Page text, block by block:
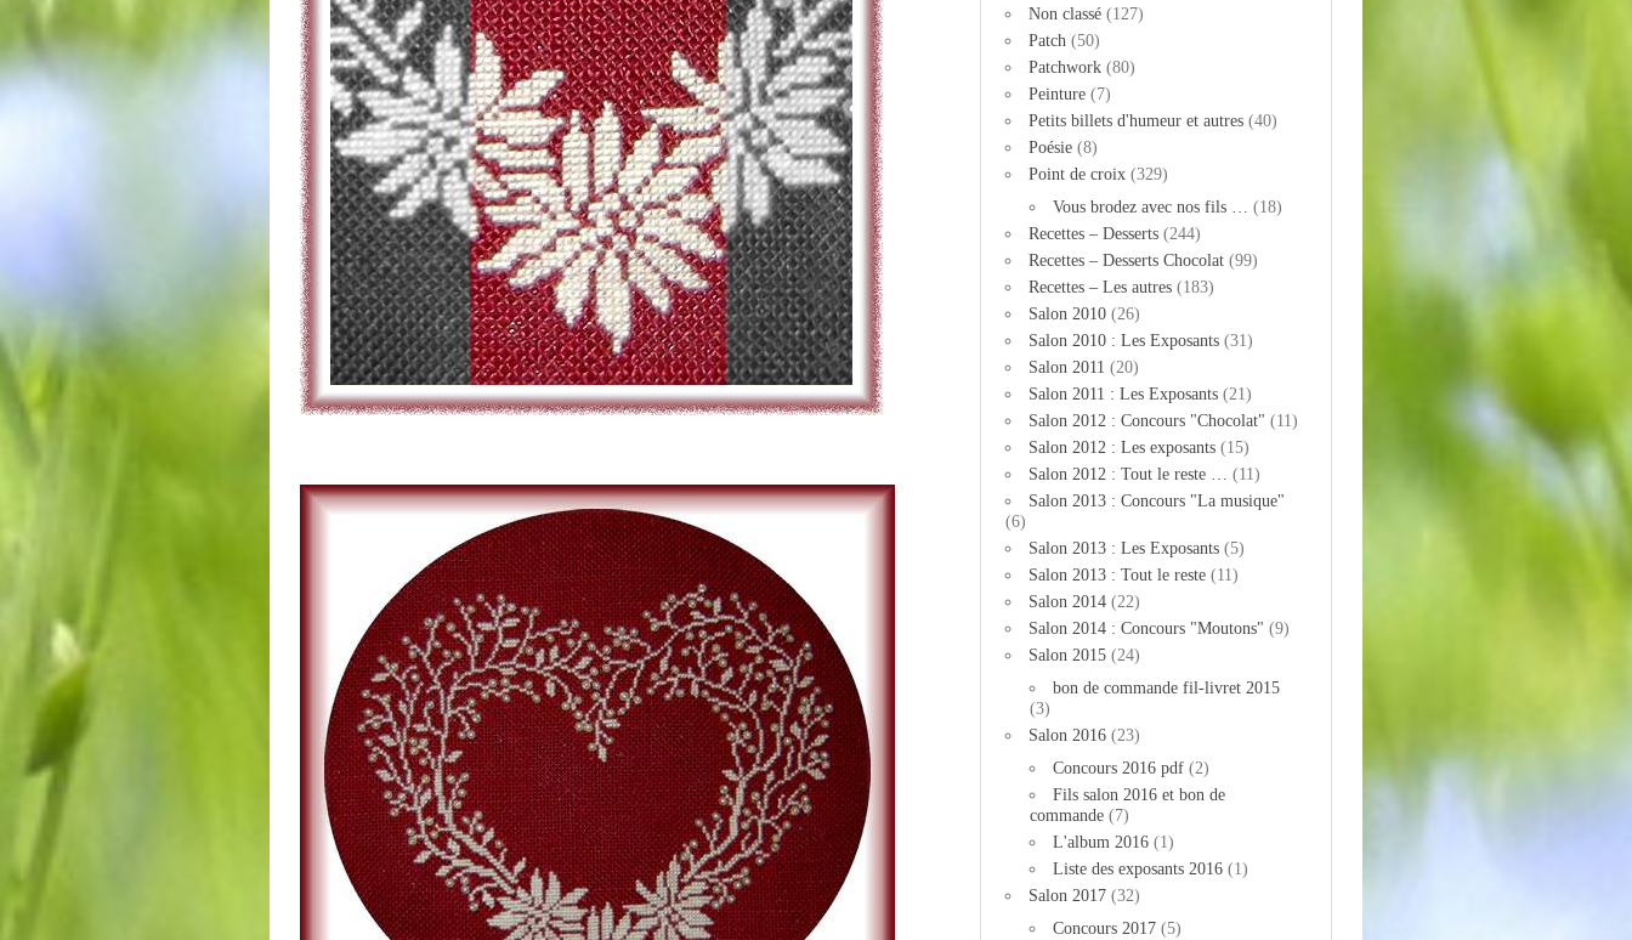
Non classé (127)
Patch (50)
Patchwork (80)
Peinture (7)
Petits billets d'humeur et autres (40)
Poésie (8)
Point de croix (329)
Vous brodez avec nos fils …
(18)
Recettes – Desserts (244)
Recettes – Desserts Chocolat (99)
Recettes – Les autres (183)
Salon 2010 (26)
Salon 2010 : Les Exposants (31)
Salon 2011 (20)
Salon 2011 : Les Exposants (21)
Salon 2012 : Concours "Chocolat" (11)
Salon 2012 : Les exposants (15)
Salon 2012 : Tout le reste …
(11)
Salon 2013 : Concours "La musique"
(6)
Salon 2013 : Les Exposants (5)
Salon 2013 : Tout le reste (11)
Salon 2014 (22)
Salon 2014 : Concours "Moutons" (9)
Salon 2015 (24)
bon de commande fil-livret 2015
(3)
Salon 2016 (23)
Concours 2016 pdf (2)
Fils salon 2016 et bon de
commande (7)
L'album 2016 (1)
Liste des exposants 2016 (1)
Salon 2017 (32)
Concours 2017 (5)